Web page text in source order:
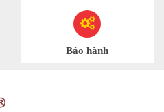
Bảo hành